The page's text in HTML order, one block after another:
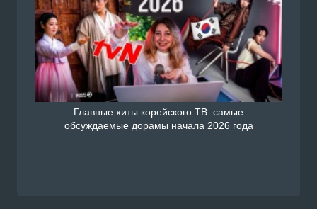
Главные хиты корейского ТВ: самые
обсуждаемые дорамы начала 2026 года